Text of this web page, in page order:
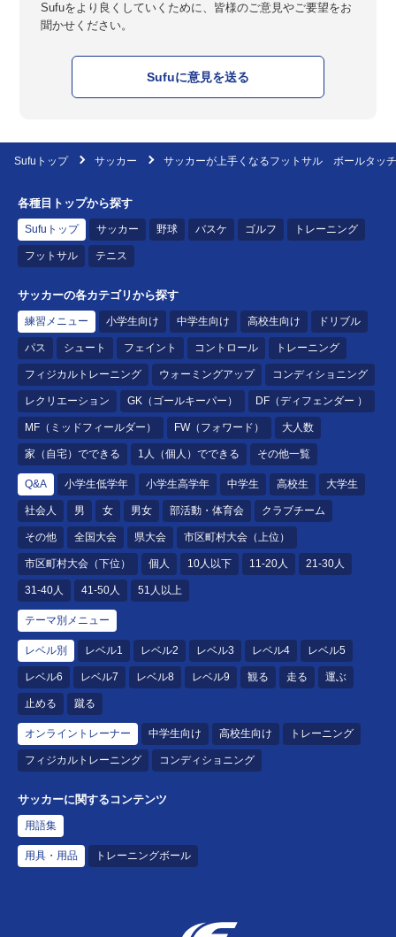
Sufuをより良くしていくために、皆様のご意見やご要望をお
聞かせください。
Sufuに意見を送る
Sufuトップ サッカー サッカーが上手くなるフットサル ボールタッ
各種目トップから探す
Sufuトップ サッカー 野球 バスケ ゴルフ トレーニング
フットサル テニス
サッカーの各カテゴリから探す
練習メニュー 小学生向け 中学生向け 高校生向け ドリブル
パス シュート フェイント コントロール トレーニング
フィジカルトレーニング ウォーミングアップ コンディショニング
レクリエーション GK（ゴールキーパー） DF（ディフェンダー ）
MF（ミッドフィールダー） FW（フォワード） 大人数
家（自宅）でできる 1人（個人）でできる その他一覧
Q&A 小学生低学年 小学生高学年 中学生 高校生 大学生
社会人 男 女 男女 部活動・体育会 クラブチーム
その他 全国大会 県大会 市区町村大会（上位）
市区町村大会（下位） 個人 10人以下 11-20人 21-30人
31-40人 41-50人 51人以上
テーマ別メニュー
レベル別 レベル1 レベル2 レベル3 レベル4 レベル5
レベル6 レベル7 レベル8 レベル9 観る 走る 運ぶ
止める 蹴る
オンライントレーナー 中学生向け 高校生向け トレーニング
フィジカルトレーニング コンディショニング
サッカーに関するコンテンツ
用語集
用具・用品 トレーニングボール